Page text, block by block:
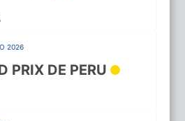
2026
PRIX DE PERU